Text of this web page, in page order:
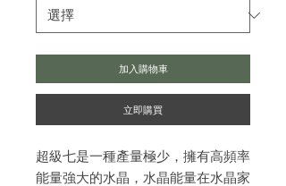
加入購物車
立即購買
超級七是一種產量極少，擁有高頻率
能量強大的水晶，水晶能量在水晶家